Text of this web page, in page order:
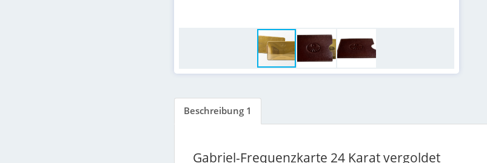
Beschreibung 1
Gabriel-Frequenzkarte 24 Karat vergoldet